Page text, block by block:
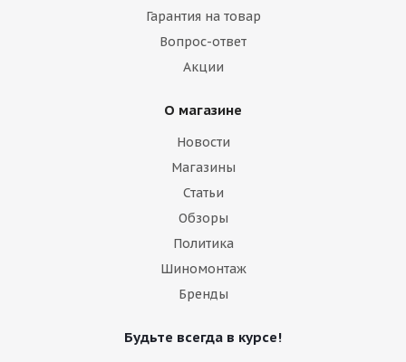
Гарантия на товар
Вопрос-ответ
Акции
О магазине
Новости
Магазины
Статьи
Обзоры
Политика
Шиномонтаж
Бренды
Будьте всегда в курсе!